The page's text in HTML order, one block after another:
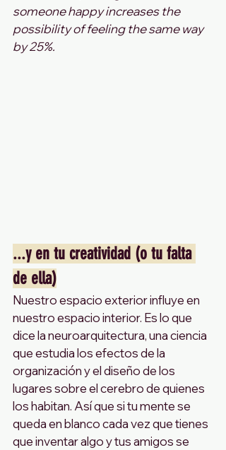
someone happy increases the
possibility of feeling the same way
by 25%.
...y en tu creatividad (o tu falta
de ella)
Nuestro espacio exterior influye en
nuestro espacio interior. Es lo que
dice la neuroarquitectura, una ciencia
que estudia los efectos de la
organización y el diseño de los
lugares sobre el cerebro de quienes
los habitan. Así que si tu mente se
queda en blanco cada vez que tienes
que inventar algo y tus amigos se